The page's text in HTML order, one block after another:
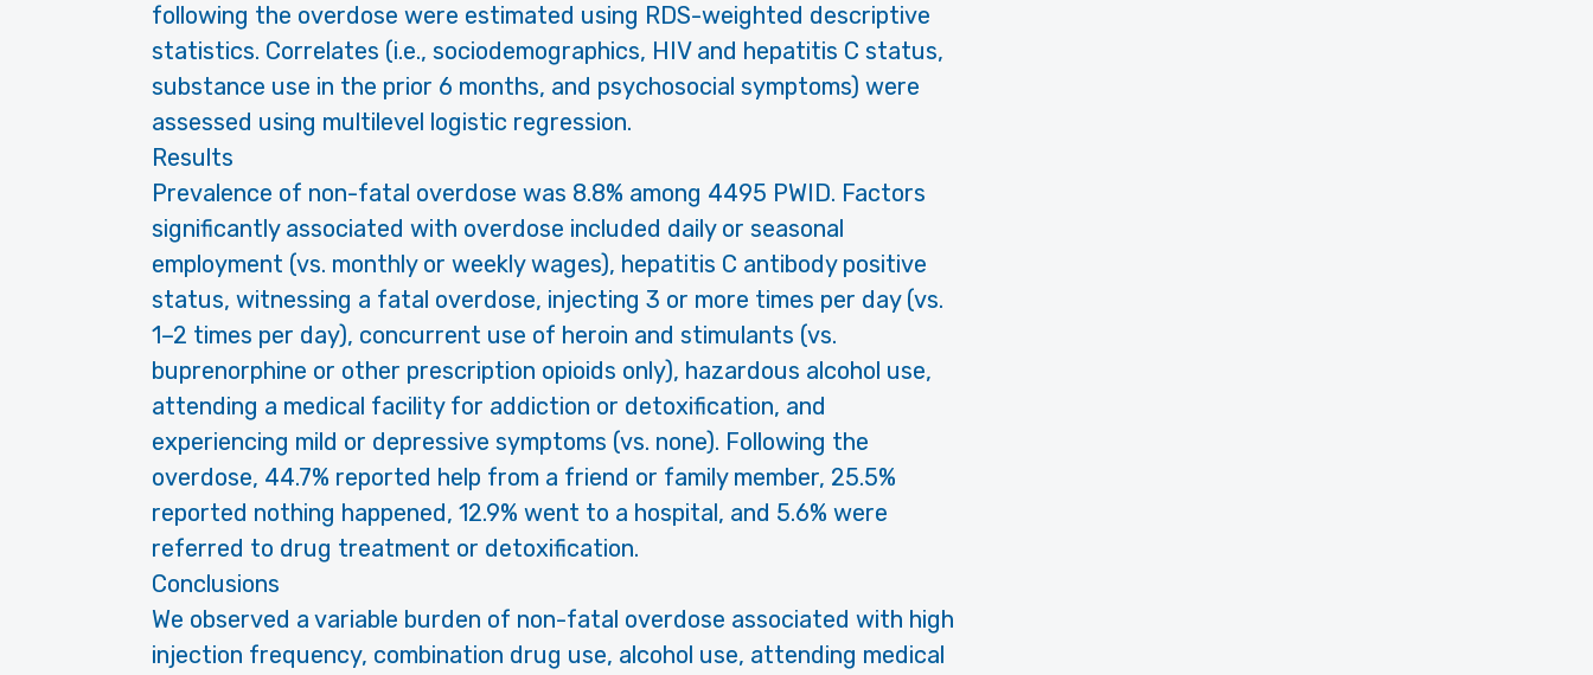
following the overdose were estimated using RDS-weighted descriptive
statistics. Correlates (i.e., sociodemographics, HIV and hepatitis C status,
substance use in the prior 6 months, and psychosocial symptoms) were
assessed using multilevel logistic regression.
Results
Prevalence of non-fatal overdose was 8.8% among 4495 PWID. Factors
significantly associated with overdose included daily or seasonal
employment (vs. monthly or weekly wages), hepatitis C antibody positive
status, witnessing a fatal overdose, injecting 3 or more times per day (vs.
1–2 times per day), concurrent use of heroin and stimulants (vs.
buprenorphine or other prescription opioids only), hazardous alcohol use,
attending a medical facility for addiction or detoxification, and
experiencing mild or depressive symptoms (vs. none). Following the
overdose, 44.7% reported help from a friend or family member, 25.5%
reported nothing happened, 12.9% went to a hospital, and 5.6% were
referred to drug treatment or detoxification.
Conclusions
We observed a variable burden of non-fatal overdose associated with high
injection frequency, combination drug use, alcohol use, attending medical